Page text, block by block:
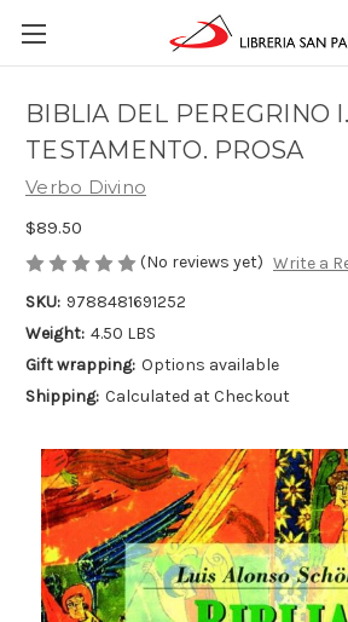
BIBLIA DEL PEREGRINO
TESTAMENTO. PROSA
Verbo Divino
$89.50
(No reviews yet) Write a
SKU: 9788481691252
Weight: 4.50 LBS
Gift wrapping: Options available
Shipping: Calculated at Checkout